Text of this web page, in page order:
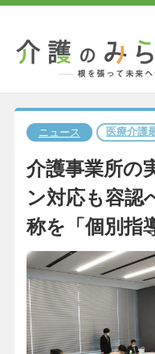
ニュース 医療介護
介護事業所の
ン対応も容
称を「個別指